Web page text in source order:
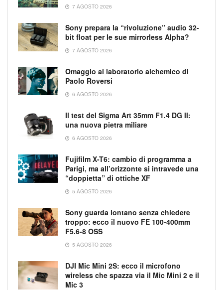
7 AGOSTO 2026
Sony prepara la “rivoluzione” audio 32-
bit float per le sue mirrorless Alpha?
7 AGOSTO 2026
Omaggio al laboratorio alchemico di
Paolo Roversi
6 AGOSTO 2026
Il test del Sigma Art 35mm F1.4 DG II:
una nuova pietra miliare
6 AGOSTO 2026
Fujifilm X-T6: cambio di programma a
Parigi, ma all’orizzonte si intravede una
“doppietta” di ottiche XF
5 AGOSTO 2026
Sony guarda lontano senza chiedere
troppo: ecco il nuovo FE 100-400mm
F5.6-8 OSS
5 AGOSTO 2026
DJI Mic Mini 2S: ecco il microfono
wireless che spazza via il Mic Mini 2 e il
Mic 3